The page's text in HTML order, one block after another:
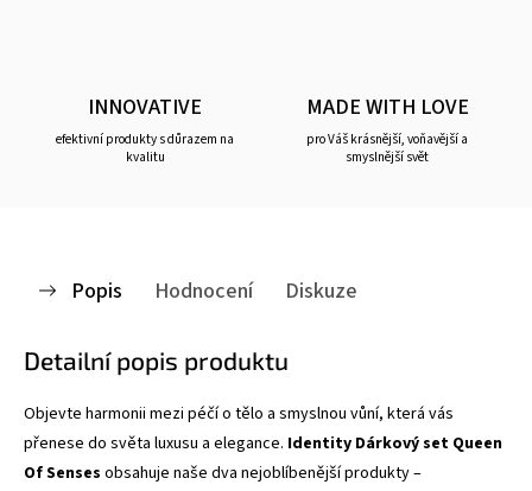
INNOVATIVE
efektivní produkty s důrazem na
kvalitu
MADE WITH LOVE
pro Váš krásnější, voňavější a
smyslnější svět
Popis Hodnocení Diskuze
Detailní popis produktu
Objevte harmonii mezi péčí o tělo a smyslnou vůní, která vás
přenese do světa luxusu a elegance. Identity Dárkový set Queen
Of Senses obsahuje naše dva nejoblíbenější produkty –